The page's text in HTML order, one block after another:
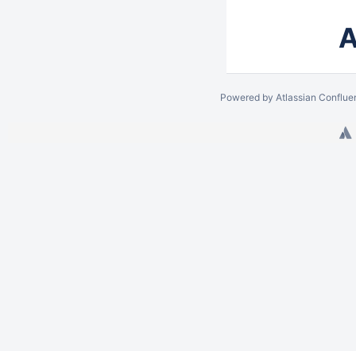
Powered by Atlassian